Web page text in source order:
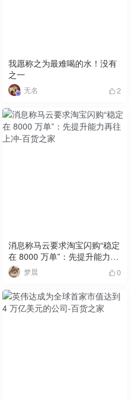
我愿称之为最难喝的水！没有
之一
无名 2
消息称马云要求淘宝闪购“稳定
在 8000 万单”：先提升能力再
往上冲
梦晨 0